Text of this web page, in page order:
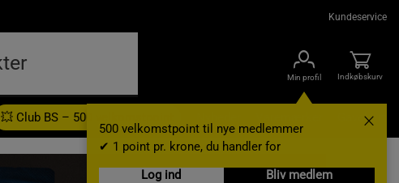
Kundeservice
Min profil
500 velkomstpoint til nye medlemmer
✔ 1 point pr. krone, du handler for
Log ind
Bliv medlem
Indkøbskurv
💥 Club BS – 500 velkomstpoint Gavekort